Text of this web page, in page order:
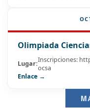
Olimpiada
Lugar:Inscripciones:
ocsa
Enlace →